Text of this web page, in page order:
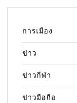
การเมือง
ข่าว
ข่าวกีฬา
ข่าวมือถือ